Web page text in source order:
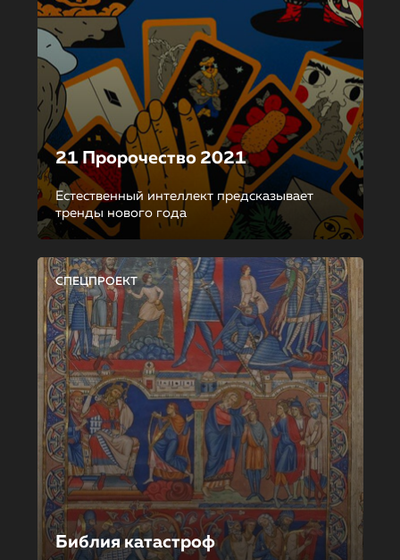
21 Пророчество 2021
Естественный интеллект предсказывает
тренды нового года
СПЕЦПРОЕКТ
Библия катастроф